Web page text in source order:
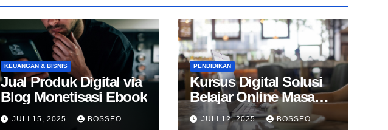
KEUANGAN & BISNIS
Jual Produk Digital via
Blog Monetisasi Ebook
JULI 15, 2025 BOSSEO
PENDIDIKAN
Kursus Digital Solusi
Belajar Online Masa
KiniJULI 12, 2025 BOSSEO